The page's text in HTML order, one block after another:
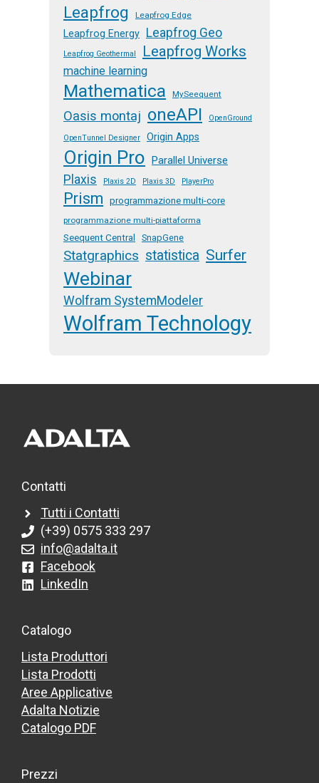
Leapfrog Leapfrog Edge
Leapfrog Energy Leapfrog Geo
Leapfrog Geothermal Leapfrog Works
machine learning
Mathematica MySeequent
Oasis montaj oneAPI OpenGround
OpenTunnel Designer Origin Apps
Origin Pro Parallel Universe
Plaxis Plaxis 2D Plaxis 3D PlayerPro
Prism programmazione multi-core
programmazione multi-piattaforma
Seequent Central SnapGene
Statgraphics statistica Surfer
Webinar
Wolfram SystemModeler
Wolfram Technology
Contatti
Tutti i Contatti
(+39) 0575 333 297
info@adalta.it
Facebook
LinkedIn
Catalogo
Lista Produttori
Lista Prodotti
Aree Applicative
Adalta Notizie
Catalogo PDF
Prezzi